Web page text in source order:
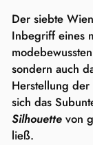
Der siebte
Inbegriff eines
sondern auch
Herstellung der
sich das
Silhouette von
ließ.